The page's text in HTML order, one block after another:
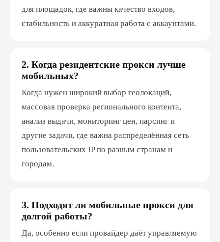
для площадок, где важны качество входов,
стабильность и аккуратная работа с аккаунтами.
2. Когда резидентские прокси лучше
мобильных?
Когда нужен широкий выбор геолокаций,
массовая проверка регионального контента,
анализ выдачи, мониторинг цен, парсинг и
другие задачи, где важна распределённая сеть
пользовательских IP по разным странам и
городам.
3. Подходят ли мобильные прокси для
долгой работы?
Да, особенно если провайдер даёт управляемую